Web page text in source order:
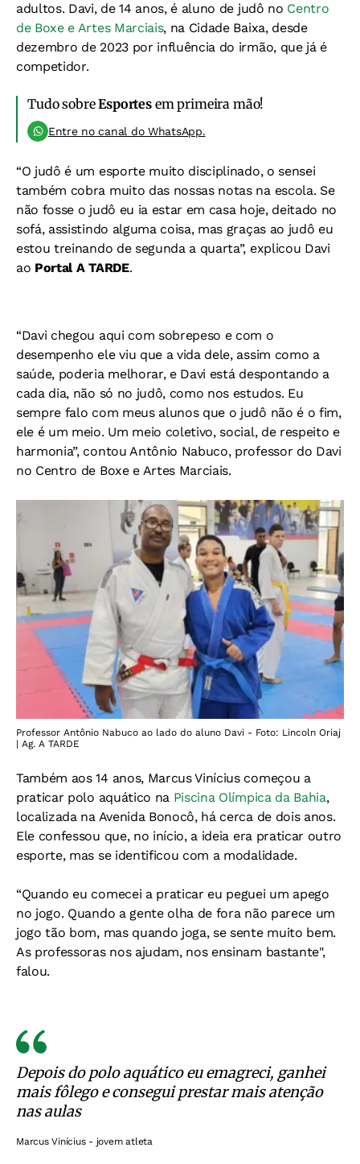
adultos. Davi, de 14 anos, é aluno de judô no Centro
de Boxe e Artes Marciais, na Cidade Baixa, desde
dezembro de 2023 por influência do irmão, que já é
competidor.
Tudo sobreEsportesem primeira mão!
Entre no canal do WhatsApp.
“O judô é um esporte muito disciplinado, o sensei
também cobra muito das nossas notas na escola. Se
não fosse o judô eu ia estar em casa hoje, deitado no
sofá, assistindo alguma coisa, mas graças ao judô eu
estou treinando de segunda a quarta”, explicou Davi
ao Portal A TARDE.
“Davi chegou aqui com sobrepeso e com o
desempenho ele viu que a vida dele, assim como a
saúde, poderia melhorar, e Davi está despontando a
cada dia, não só no judô, como nos estudos. Eu
sempre falo com meus alunos que o judô não é o fim,
ele é um meio. Um meio coletivo, social, de respeito e
harmonia”, contou Antônio Nabuco, professor do Davi
no Centro de Boxe e Artes Marciais.
Professor Antônio Nabuco ao lado do aluno Davi - Foto: Lincoln Oriaj
| Ag. A TARDE
Também aos 14 anos, Marcus Vinícius começou a
praticar polo aquático na Piscina Olímpica da Bahia,
localizada na Avenida Bonocô, há cerca de dois anos.
Ele confessou que, no início, a ideia era praticar outro
esporte, mas se identificou com a modalidade.
“Quando eu comecei a praticar eu peguei um apego
no jogo. Quando a gente olha de fora não parece um
jogo tão bom, mas quando joga, se sente muito bem.
As professoras nos ajudam, nos ensinam bastante",
falou.
Depois do polo aquático eu emagreci, ganhei
mais fôlego e consegui prestar mais atenção
nas aulas
Marcus Vinícius - jovem atleta